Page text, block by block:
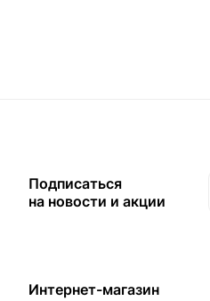
Подписаться
на новости и акции
Интернет-магазин